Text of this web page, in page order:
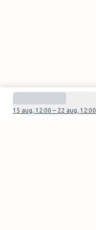
15 aug, 12:00 – 22 aug, 12:00